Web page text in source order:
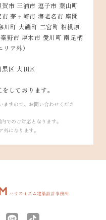
市 三浦市 逗子市 葉山町
茅ヶ崎市 海老名市 座間
川町 大磯町 二宮町 相模原
秦野市 厚木市 愛川町 南足柄
ア外）
区 大田区
しております。
ますので、お問い合わせくださ
でのご対応となります。
になります。